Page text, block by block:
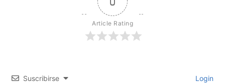
Article Rating
Suscribirse Login